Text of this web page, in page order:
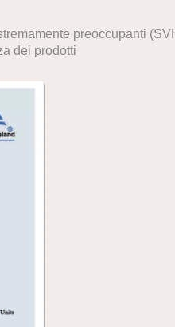
preoccupanti
dei prodotti